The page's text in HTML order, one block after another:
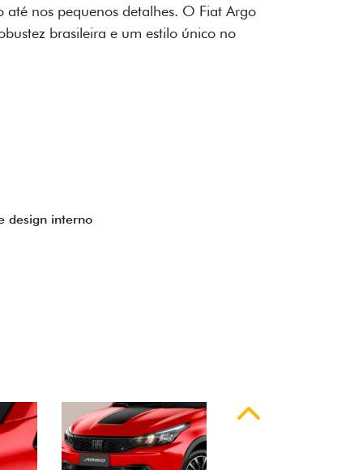
Fiat também aparecem no interior do
impecável e detalhes escurecidos.